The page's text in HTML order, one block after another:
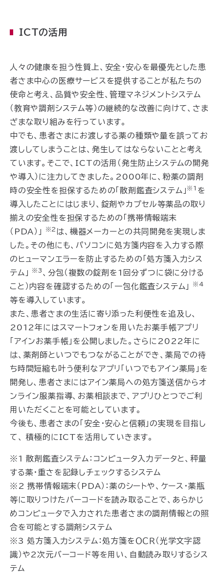
ICTの活用
人々の健康を担う性質上、安全・安心を最優先とした患
者さま中心の医療サービスを提供することが私たちの
使命と考え、品質や安全性、管理マネジメントシステム
（教育や調剤システム等）の継続的な改善に向けて、さま
ざまな取り組みを行っています。
中でも、患者さまにお渡しする薬の種類や量を誤ってお
渡ししてしまうことは、発生してはならないことと考え
ています。そこで、ICTの活用（発生防止システムの開発
や導入）に注力してきました。2000年に、粉薬の調剤
時の安全性を担保するための「散剤鑑査システム」 ※1 を
導入したことにはじまり、錠剤やカプセル等薬品の取り
揃えの安全性を担保するための「携帯情報端末
（PDA）」
※2 は、機器メーカーとの共同開発を実現しま
した。その他にも、パソコンに処方箋内容を入力する際
のヒューマンエラーを防止するための「処方箋入力シス
テム」
※3 、分包（複数の錠剤を1回分ずつに袋に分ける
こと）内容を確認するための「一包化鑑査システム」
※4
等を導入しています。
また、患者さまの生活に寄り添った利便性を追及し、
2012年にはスマートフォンを用いたお薬手帳アプリ
「アインお薬手帳」を公開しました。さらに2022年に
は、薬剤師といつでもつながることができ、薬局での待
ち時間短縮も叶う便利なアプリ「いつでもアイン薬局」を
開発し、患者さまにはアイン薬局への処方箋送信からオ
ンライン服薬指導、お薬相談まで、アプリひとつでご利
用いただくことを可能としています。
今後も、患者さまの「安全・安心と信頼」の実現を目指し
て、 積極的にICTを活用していきます。
※1 散剤鑑査システム：コンピュータ入力データと、秤量
する薬・重さを記録しチェックするシステム
※2 携帯情報端末（PDA）：薬のシートや、ケース・薬瓶
等に取りつけたバーコードを読み取ることで、あらかじ
めコンピュータで入力された患者さまの調剤情報との照
合を可能とする調剤システム
※3 処方箋入力システム：処方箋をＯＣＲ（光学文字認
識）や2次元バーコード等を用い、自動読み取りするシス
テム